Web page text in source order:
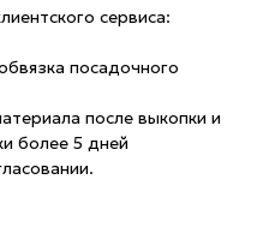
сервиса:
посадочного
после выкопки и
более 5 дней